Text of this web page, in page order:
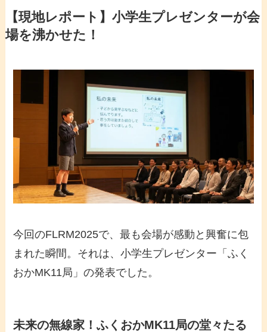
【現地レポート】小学生プレゼンターが会
場を沸かせた！
今回のFLRM2025で、最も会場が感動と興奮に包
まれた瞬間。それは、小学生プレゼンター「ふく
おかMK11局」の発表でした。
未来の無線家！ふくおかMK11局の堂々たる